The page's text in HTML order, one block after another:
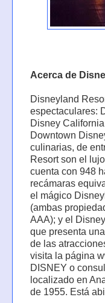
Acerca de
Disneyland
espectaculares:
Disney
Downtown
culinarias, de
Resort son el
cuenta con 948
recámaras
el mágico
(ambas
AAA); y el
que presenta
de las
visita la página
DISNEY o
localizado en
de 1955. Está